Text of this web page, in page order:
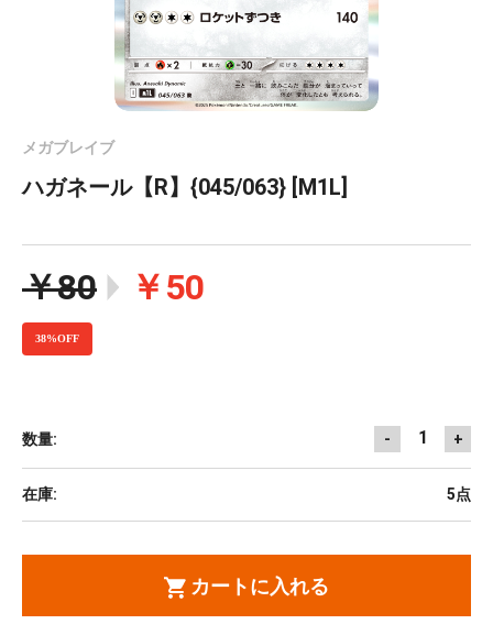
メガブレイブ
ハガネール【R】{045/063} [M1L]
￥80 ￥50
38%OFF
数量: - 1 +
在庫: 5点
カートに入れる